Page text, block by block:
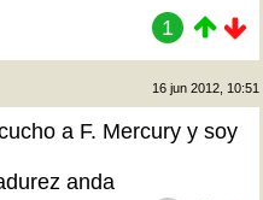
1
16 jun 2012, 10:51
a F. Mercury y soy
anda